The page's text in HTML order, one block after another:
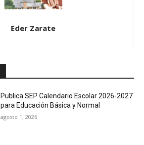
Eder Zarate
Publica SEP Calendario Escolar 2026-2027
para Educación Básica y Normal
agosto 1, 2026